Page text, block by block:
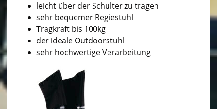
Galerie
Impressum
Datenschutzerklärung
Hinweise zur Batterieentsorgung
leicht über der Schulter zu tragen
sehr bequemer Regiestuhl
Tragkraft bis 100kg
der ideale Outdoorstuhl
sehr hochwertige Verarbeitung